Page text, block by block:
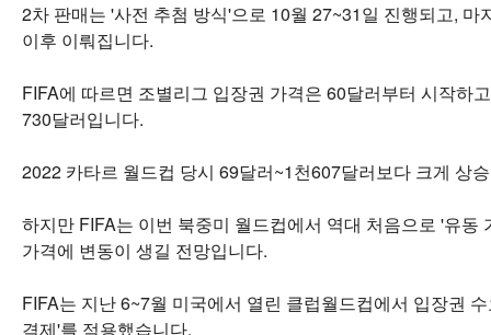
2차 판매는 '사전 추첨 방식'으로 10월 27~31일 진행되고, 마
이후 이뤄집니다.
FIFA에 따르면 조별리그 입장권 가격은 60달러부터 시작하
730달러입니다.
2022 카타르 월드컵 당시 69달러~1천607달러보다 크게 상
하지만 FIFA는 이번 북중미 월드컵에서 역대 처음으로 '유동
가격에 변동이 생길 전망입니다.
FIFA는 지난 6~7월 미국에서 열린 클럽월드컵에서 입장권
격제'를 적용했습니다.